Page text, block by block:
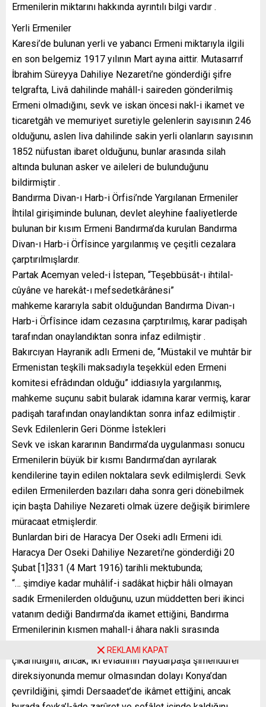
Ermenilerin miktarını hakkında ayrıntılı bilgi vardır .
Yerli Ermeniler
Karesi’de bulunan yerli ve yabancı Ermeni miktarıyla ilgili
en son belgemiz 1917 yılının Mart ayına aittir. Mutasarrıf
İbrahim Süreyya Dahiliye Nezareti’ne gönderdiği şifre
telgrafta, Livâ dahilinde mahâll-i saireden gönderilmiş
Ermeni olmadığını, sevk ve iskan öncesi nakl-i ikamet ve
ticaretgâh ve memuriyet suretiyle gelenlerin sayısının 246
olduğunu, aslen liva dahilinde sakin yerli olanların sayısının
1852 nüfustan ibaret olduğunu, bunlar arasında silah
altında bulunan asker ve aileleri de bulunduğunu
bildirmiştir .
Bandırma Divan-ı Harb-i Örfisi’nde Yargılanan Ermeniler
İhtilal girişiminde bulunan, devlet aleyhine faaliyetlerde
bulunan bir kısım Ermeni Bandırma’da kurulan Bandırma
Divan-ı Harb-i Örfîsince yargılanmış ve çeşitli cezalara
çarptırılmışlardır.
Partak Acemyan veled-i İstepan, “Teşebbüsât-ı ihtilal-
cûyâne ve harekât-ı mefsedetkârânesi”
mahkeme kararıyla sabit olduğundan Bandırma Divan-ı
Harb-i Örfîsince idam cezasına çarptırılmış, karar padişah
tarafından onaylandıktan sonra infaz edilmiştir .
Bakırcıyan Hayranik adlı Ermeni de, “Müstakil ve muhtâr bir
Ermenistan teşkîli maksadıyla teşekkül eden Ermeni
komitesi efrâdından olduğu” iddiasıyla yargılanmış,
mahkeme suçunu sabit bularak idamına karar vermiş, karar
padişah tarafından onaylandıktan sonra infaz edilmiştir .
Sevk Edilenlerin Geri Dönme İstekleri
Sevk ve iskan kararının Bandırma’da uygulanması sonucu
Ermenilerin büyük bir kısmı Bandırma’dan ayrılarak
kendilerine tayin edilen noktalara sevk edilmişlerdi. Sevk
edilen Ermenilerden bazıları daha sonra geri dönebilmek
için başta Dahiliye Nezareti olmak üzere değişik birimlere
müracaat etmişlerdir.
Bunlardan biri de Haracya Der Oseki adlı Ermeni idi.
Haracya Der Oseki Dahiliye Nezareti’ne gönderdiği 20
Şubat [1]331 (4 Mart 1916) tarihli mektubunda;
“… şimdiye kadar muhâlif-i sadâkat hiçbir hâli olmayan
sadık Ermenilerden olduğunu, uzun müddetten beri ikinci
vatanım dediği Bandırma’da ikamet ettiğini, Bandırma
Ermenilerinin kısmen mahall-i âhara nakli sırasında
kendisinin de ailesiyle beraber birinci kâfile ile yola
çıkarıldığını, ancak, iki evlâdının Haydarpaşa şimendüfer
direksiyonunda memur olmasından dolayı Konya’dan
çevrildiğini, şimdi Dersaadet’de ikâmet ettiğini, ancak
REKLAMI KAPAT